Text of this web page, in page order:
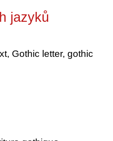
jazyků
Gothic letter, gothic